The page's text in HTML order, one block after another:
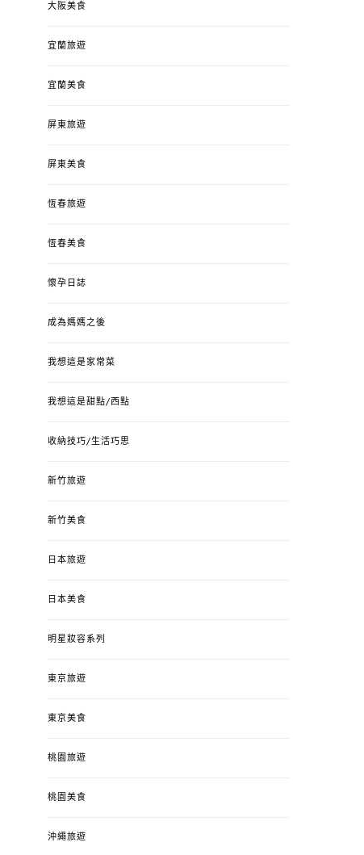
大阪美食
宜蘭旅遊
宜蘭美食
屏東旅遊
屏東美食
恆春旅遊
恆春美食
懷孕日誌
成為媽媽之後
我想這是家常菜
我想這是甜點/西點
收納技巧/生活巧思
新竹旅遊
新竹美食
日本旅遊
日本美食
明星妝容系列
東京旅遊
東京美食
桃園旅遊
桃園美食
沖繩旅遊